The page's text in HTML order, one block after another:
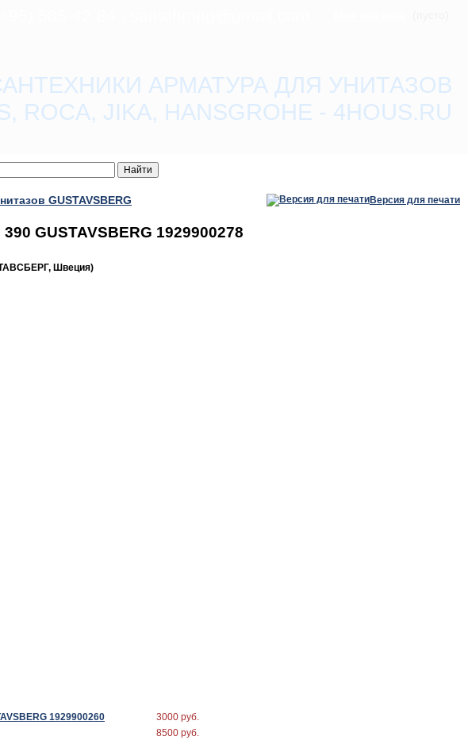
АРМАТУРА ДЛЯ УНИТАЗОВ
ROCA, JIKA, HANSGROHE - 4HOUS.RU
GUSTAVSBERG Версия для печати
GUSTAVSBERG 1929900278
Швеция)
1929900260
3000 руб.
8500 руб.